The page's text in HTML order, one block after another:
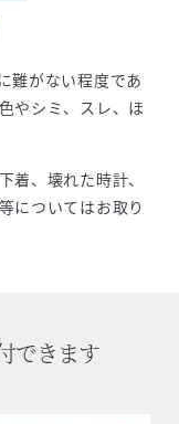
難がない程度であ
やシミ、スレ、ほ
着、壊れた時計、
についてはお取り
できます